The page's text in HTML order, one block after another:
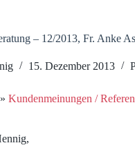
– 12/2013, Fr. Anke
15. Dezember 2013
» Kundenmeinungen /